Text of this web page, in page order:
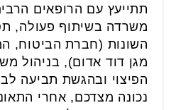
תתייעץ עם הרופאים
משרדה בשיתוף פעולה,
השונות (חברת הביטוח,
מגן דוד אדום), בניהול
הפיצוי ובהגשת תביעה
נכונה מצדכם, אחרי